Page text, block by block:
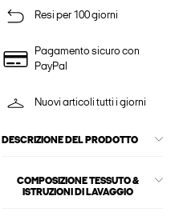
Resi per 100 giorni
Pagamento sicuro con
PayPal
Nuovi articoli tutti i giorni
DESCRIZIONE DEL PRODOTTO
COMPOSIZIONE TESSUTO &
ISTRUZIONI DI LAVAGGIO